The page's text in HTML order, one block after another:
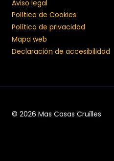
Aviso legal
Política de Cookies
Política de privacidad
Mapa web
Declaración de accesibilidad
© 2026 Mas Casas Cruïlles